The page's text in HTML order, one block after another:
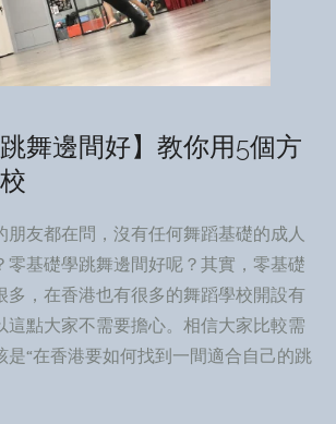
跳舞邊間好】教你用5個方
朋友都在問，沒有任何舞蹈基礎的成人
零基礎學跳舞邊間好呢？其實，零基礎
多，在香港也有很多的舞蹈學校開設有
這點大家不需要擔心。相信大家比較需
是“在香港要如何找到一間適合自己的跳